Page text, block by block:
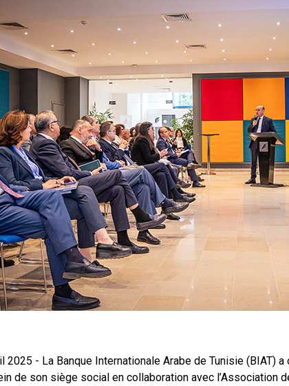
2025 - La Banque Internationale Arabe de Tunisie (BIAT)
de son siège social en collaboration avec l’Association